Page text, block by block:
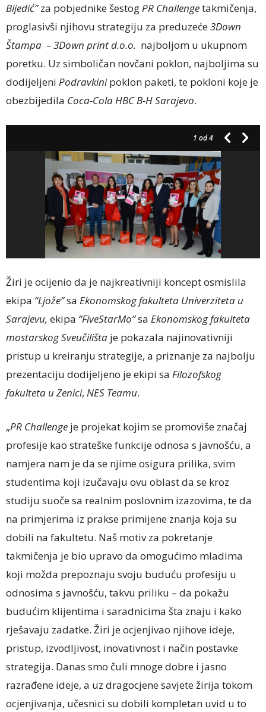
Bijedić”za pobjednike šestogPR Challengetakmičenja,
proglasivši njihovu strategiju za preduzeće3Down
Štampa – 3Down print d.o.o. najboljom u ukupnom
poretku. Uz simboličan novčani poklon, najboljima su
dodijeljeni Podravkinipoklon paketi, te pokloni koje je
obezbijedila Coca-Cola HBC B-H Sarajevo.
1 od 4
Žiri je ocijenio da je najkreativniji koncept osmislila
ekipa “Ljože”sa Ekonomskog fakulteta Univerziteta u
Sarajevu, ekipa “FiveStarMo”sa Ekonomskog fakulteta
mostarskog Sveučilišta je pokazala najinovativniji
pristup u kreiranju strategije, a priznanje za najbolju
prezentaciju dodijeljeno je ekipi sa Filozofskog
fakulteta u Zenici, NES Teamu.
„PR Challenge je projekat kojim se promoviše značaj
profesije kao strateške funkcije odnosa s javnošću, a
namjera nam je da se njime osigura prilika, svim
studentima koji izučavaju ovu oblast da se kroz
studiju suoče sa realnim poslovnim izazovima, te da
na primjerima iz prakse primijene znanja koja su
dobili na fakultetu. Naš motiv za pokretanje
takmičenja je bio upravo da omogućimo mladima
koji možda prepoznaju svoju buduću profesiju u
odnosima s javnošću, takvu priliku – da pokažu
budućim klijentima i saradnicima šta znaju i kako
rješavaju zadatke. Žiri je ocjenjivao njihove ideje,
pristup, izvodljivost, inovativnost i način postavke
strategija. Danas smo čuli mnoge dobre i jasno
razrađene ideje, a uz dragocjene savjete žirija tokom
ocjenjivanja, učesnici su dobili kompletan uvid u to